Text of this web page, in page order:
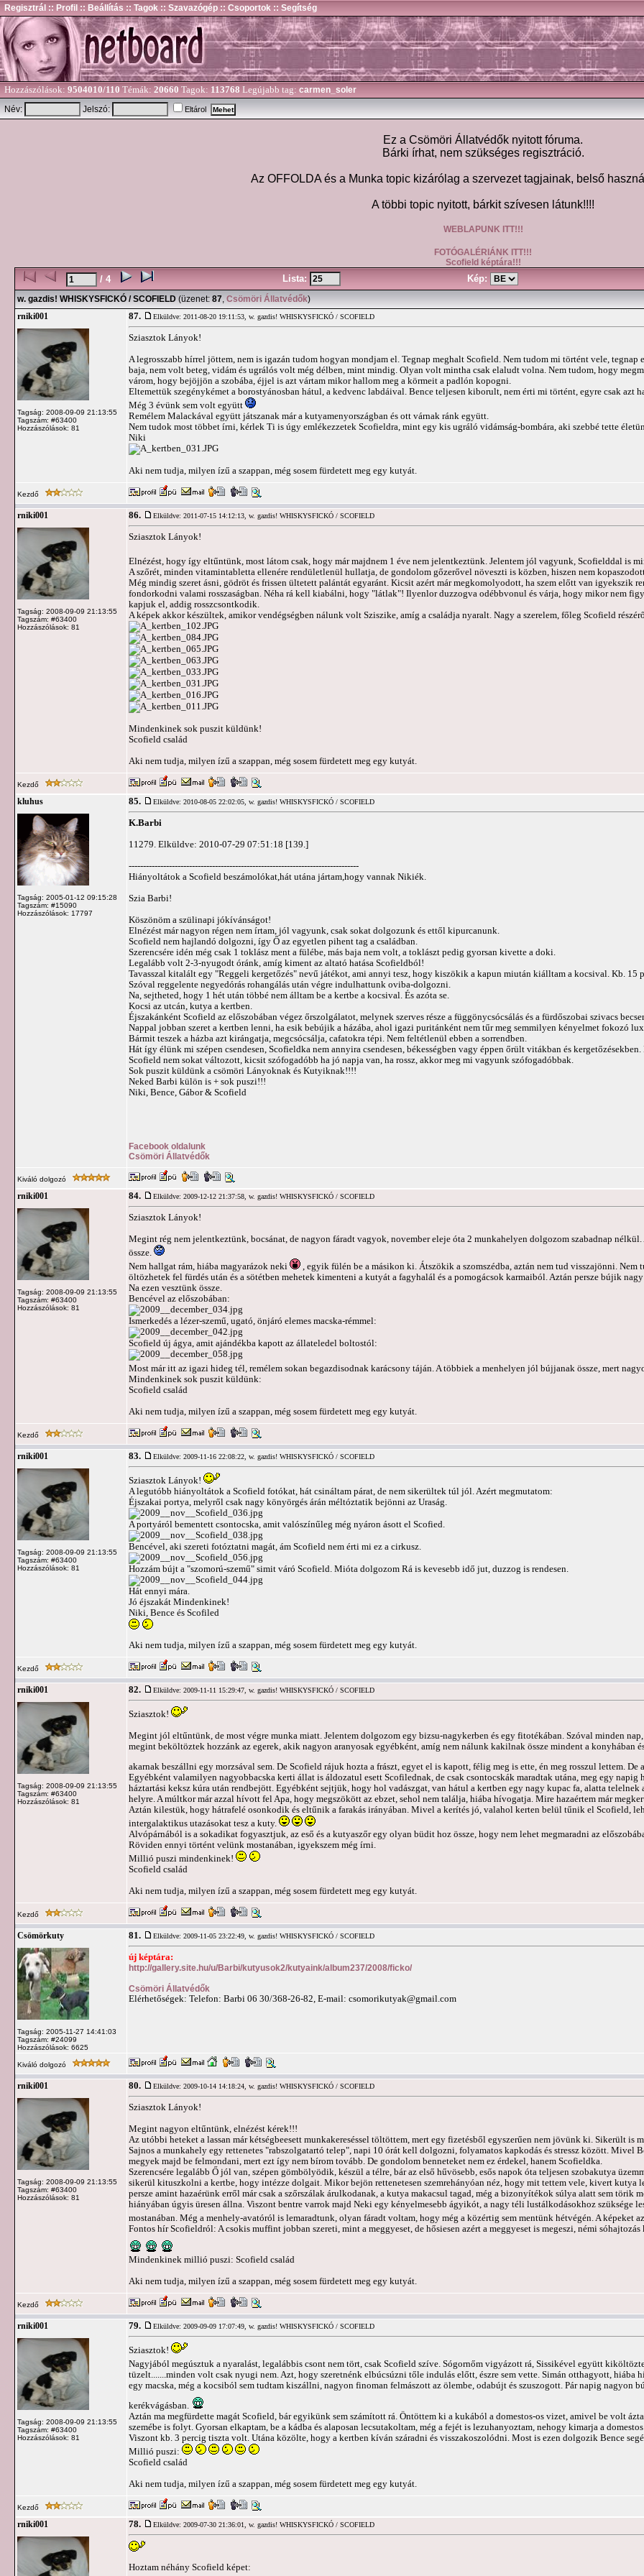
Regisztrál :: Profil :: Beállítás :: Tagok :: Szavazógép :: Csoportok :: Segítség
Hozzászólások: 9504010/110 Témák: 20660 Tagok: 113768 Legújabb tag: carmen_soler
Név:
Jelszó: Eltárol
Ez a Csömöri Állatvédők nyitott fóruma.
Bárki írhat, nem szükséges regisztráció.
Az OFFOLDA és a Munka topic kizárólag a szervezet tagjainak, belső
A többi topic nyitott, bárkit szívesen látunk!!!!
WEBLAPUNK ITT!!!
FOTÓGALÉRIÁNK ITT!!!
Scofield képtára!!!
/ 4 Lista: Kép:
w. gazdis! WHISKYSFICKÓ / SCOFIELD (üzenet: 87, Csömöri Állatvédők)
rniki001
Tagság: 2008-09-09 21:13:55
Tagszám: #63400
Hozzászólások: 81
87. Elküldve: 2011-08-20 19:11:53, w. gazdis! WHISKYSFICKÓ / SCOFIELD
Sziasztok Lányok!
A legrosszabb hírrel jöttem, nem is igazán tudom hogyan mondjam el. Tegnap meghalt Scofield. Nem tudom mi történt vele,
baja, nem volt beteg, vidám és ugrálós volt még délben, mint mindig. Olyan volt mintha csak elaludt volna. Nem tudom, hogy
várom, hogy bejöjjön a szobába, éjjel is azt vártam mikor hallom meg a körmeit a padlón kopogni.
Eltemettük szegénykémet a borostyánosban hátul, a kedvenc labdáival. Bence teljesen kiborult, nem érti mi történt, egyre csak azt
Még 3 évünk sem volt együtt
Remélem Malackával együtt játszanak már a kutyamenyországban és ott várnak ránk együtt.
Nem tudok most többet írni, kérlek Ti is úgy emlékezzetek Scofieldra, mint egy kis ugráló vidámság-bombára, aki szebbé tette
Niki
Aki nem tudja, milyen ízű a szappan, még sosem fürdetett meg egy kutyát.
Kezdő
rniki001
Tagság: 2008-09-09 21:13:55
Tagszám: #63400
Hozzászólások: 81
86. Elküldve: 2011-07-15 14:12:13, w. gazdis! WHISKYSFICKÓ / SCOFIELD
Sziasztok Lányok!
Elnézést, hogy így eltűntünk, most látom csak, hogy már majdnem 1 éve nem jelentkeztünk. Jelentem jól vagyunk, Scofielddal is
A szőrét, minden vitamintabletta ellenére rendületlenül hullatja, de gondolom gőzerővel növeszti is közben, hiszen nem
Még mindig szeret ásni, gödröt és frissen ültetett palántát egyaránt. Kicsit azért már megkomolyodott, ha szem előtt van igyekszik
fondorkodni valami rosszaságban. Néha rá kell kiabálni, hogy "látlak"! Ilyenlor duzzogva odébbvonul és várja, hogy mikor nem
kapjuk el, addig rosszcsontkodik.
A képek akkor készültek, amikor vendégségben nálunk volt Sziszike, amíg a családja nyaralt. Nagy a szerelem, főleg Scofield
Mindenkinek sok puszit küldünk!
Scofield család
Aki nem tudja, milyen ízű a szappan, még sosem fürdetett meg egy kutyát.
Kezdő
kluhus
Tagság: 2005-01-12 09:15:28
Tagszám: #15090
Hozzászólások: 17797
85. Elküldve: 2010-08-05 22:02:05, w. gazdis! WHISKYSFICKÓ / SCOFIELD
K.Barbi
11279. Elküldve: 2010-07-29 07:51:18 [139.]
--------------------------------------------------------------------------------
Hiányoltátok a Scofield beszámolókat,hát utána jártam,hogy vannak Nikiék.
Szia Barbi!
Köszönöm a szülinapi jókívánságot!
Elnézést már nagyon régen nem írtam, jól vagyunk, csak sokat dolgozunk és ettől kipurcanunk.
Scofield nem hajlandó dolgozni, így Ő az egyetlen pihent tag a családban.
Szerencsére idén még csak 1 toklász ment a fülébe, más baja nem volt, a toklászt pedig gyorsan kivette a doki.
Legalább volt 2-3-nyugodt óránk, amíg kiment az altató hatása Scofieldból!
Tavasszal kitalált egy "Reggeli kergetőzés" nevű játékot, ami annyi tesz, hogy kiszökik a kapun miután kiálltam a kocsival. Kb.
Szóval reggelente negyedórás rohangálás után végre indulhattunk oviba-dolgozni.
Na, sejtheted, hogy 1 hét után többé nem álltam be a kertbe a kocsival. És azóta se.
Kocsi az utcán, kutya a kertben.
Éjszakánként Scofield az előszobában végez őrszolgálatot, melynek szerves része a függönycsócsálás és a fürdőszobai szivacs
Nappal jobban szeret a kertben lenni, ha esik bebújik a házába, ahol igazi puritánként nem tűr meg semmilyen kényelmet fokozó
Bármit teszek a házba azt kirángatja, megcsócsálja, cafatokra tépi. Nem feltétlenül ebben a sorrendben.
Hát így élünk mi szépen csendesen, Scofieldka nem annyira csendesen, békességben vagy éppen őrült vitákban és
Scofield nem sokat változott, kicsit szófogadóbb ha jó napja van, ha rossz, akkor meg mi vagyunk szófogadóbbak.
Sok puszit küldünk a csömöri Lányoknak és Kutyiknak!!!!
Neked Barbi külön is + sok puszi!!!
Niki, Bence, Gábor & Scofield
Facebook oldalunk
Csömöri Állatvédők
Kiváló dolgozó
rniki001
Tagság: 2008-09-09 21:13:55
Tagszám: #63400
Hozzászólások: 81
84. Elküldve: 2009-12-12 21:37:58, w. gazdis! WHISKYSFICKÓ / SCOFIELD
Sziasztok Lányok!
Megint rég nem jelentkeztünk, bocsánat, de nagyon fáradt vagyok, november eleje óta 2 munkahelyen dolgozom szabadnap
össze.
Nem hallgat rám, hiába magyarázok neki
, egyik fülén be a másikon ki. Átszökik a szomszédba, aztán nem tud visszajönni.
öltözhetek fel fürdés után és a sötétben mehetek kimenteni a kutyát a fagyhalál és a pomogácsok karmaiból. Aztán persze bújik
Na ezen vesztünk össze.
Bencével az előszobában:
Ismerkedés a lézer-szemű, ugató, önjáró elemes macska-rémmel:
Scofield új ágya, amit ajándékba kapott az állateledel boltostól:
Most már itt az igazi hideg tél, remélem sokan begazdisodnak karácsony táján. A többiek a menhelyen jól bújjanak össze, mert
Mindenkinek sok puszit küldünk:
Scofield család
Aki nem tudja, milyen ízű a szappan, még sosem fürdetett meg egy kutyát.
Kezdő
rniki001
Tagság: 2008-09-09 21:13:55
Tagszám: #63400
Hozzászólások: 81
83. Elküldve: 2009-11-16 22:08:22, w. gazdis! WHISKYSFICKÓ / SCOFIELD
Sziasztok Lányok!
A legutóbb hiányoltátok a Scofield fotókat, hát csináltam párat, de nem sikerültek túl jól. Azért megmutatom:
Éjszakai portya, melyről csak nagy könyörgés árán méltóztatik bejönni az Uraság.
A portyáról bementett csontocska, amit valószínűleg még nyáron ásott el Scofied.
Bencével, aki szereti fotóztatni magát, ám Scofield nem érti mi ez a cirkusz.
Hozzám bújt a "szomorú-szemű" simit váró Scofield. Mióta dolgozom Rá is kevesebb idő jut, duzzog is rendesen.
Hát ennyi mára.
Jó éjszakát Mindenkinek!
Niki, Bence és Scofiled
Aki nem tudja, milyen ízű a szappan, még sosem fürdetett meg egy kutyát.
Kezdő
rniki001
Tagság: 2008-09-09 21:13:55
Tagszám: #63400
Hozzászólások: 81
82. Elküldve: 2009-11-11 15:29:47, w. gazdis! WHISKYSFICKÓ / SCOFIELD
Sziasztok!
Megint jól eltűntünk, de most végre munka miatt. Jelentem dolgozom egy bizsu-nagykerben és egy fitotékában. Szóval minden
megint beköltöztek hozzánk az egerek, akik nagyon aranyosak egyébként, amíg nem nálunk kakilnak össze mindent a konyhában
akarnak beszállni egy morzsával sem. De Scofield rájuk hozta a frászt, egyet el is kapott, félig meg is ette, én meg rosszul lettem.
Egyébként valamilyen nagyobbacska kerti állat is áldozatul esett Scofilednak, de csak csontocskák maradtak utána, meg egy napig
háztartási keksz kúra után rendbejött. Egyébként sejtjük, hogy hol vadászgat, van hátul a kertben egy nagy kupac fa, alatta
helyre. A múltkor már azzal hívott fel Apa, hogy megszökött az ebzet, sehol nem találja, hiába hívogatja. Mire hazaértem már
Aztán kilestük, hogy hátrafelé osonkodik és eltűnik a farakás irányában. Mivel a kerítés jó, valahol kerten belül tűnik el Scofield,
intergalaktikus utazásokat tesz a kuty.
Alvópárnából is a sokadikat fogyasztjuk, az eső és a kutyaszőr egy olyan büdit hoz össze, hogy nem lehet megmaradni az
Röviden ennyi történt velünk mostanában, igyekszem még írni.
Millió puszi mindenkinek!
Scofield család
Aki nem tudja, milyen ízű a szappan, még sosem fürdetett meg egy kutyát.
Kezdő
Csömörkuty
Tagság: 2005-11-27 14:41:03
Tagszám: #24099
Hozzászólások: 6625
81. Elküldve: 2009-11-05 23:22:49, w. gazdis! WHISKYSFICKÓ / SCOFIELD
új képtára:
http://gallery.site.hu/u/Barbi/kutyusok2/kutyaink/album237/2008/ficko/
Csömöri Állatvédők
Elérhetőségek: Telefon: Barbi 06 30/368-26-82, E-mail: csomorikutyak@gmail.com
Kiváló dolgozó
rniki001
Tagság: 2008-09-09 21:13:55
Tagszám: #63400
Hozzászólások: 81
80. Elküldve: 2009-10-14 14:18:24, w. gazdis! WHISKYSFICKÓ / SCOFIELD
Sziasztok Lányok!
Megint nagyon eltűntünk, elnézést kérek!!!
Az utóbbi heteket a lassan már kétségbeesett munkakereséssel töltöttem, mert egy fizetésből egyszerűen nem jövünk ki. Sikerült is
Sajnos a munkahely egy rettenetes "rabszolgatartó telep", napi 10 órát kell dolgozni, folyamatos kapkodás és stressz között. Mivel
megyek majd be felmondani, mert ezt így nem bírom tovább. De gondolom benneteket nem ez érdekel, hanem Scofieldka.
Szerencsére legalább Ő jól van, szépen gömbölyödik, készül a télre, bár az első hűvösebb, esős napok óta teljesen szobakutya
sikerül kituszkolni a kertbe, hogy intézze dolgait. Mikor bejön rettenetesen szemrehányóan néz, hogy mit tettem vele, kivert kutya
persze amint hazaérünk erről már csak a szőrszálak árulkodanak, a kutya makacsul tagad, még a bizonyítékok súlya alatt sem törik
hiányában úgyis üresen állna. Viszont bentre varrok majd Neki egy kényelmesebb ágyikót, a nagy téli lustálkodásokhoz szüksége
mostanában. Még a menhely-avatóról is lemaradtunk, olyan fáradt voltam, hogy még a közértig sem mentünk hétvégén. A képeket
Fontos hír Scofieldról: A csokis muffint jobban szereti, mint a meggyeset, de hősiesen azért a meggyeset is megeszi, némi sóhajtozás
Mindenkinek millió puszi: Scofield család
Aki nem tudja, milyen ízű a szappan, még sosem fürdetett meg egy kutyát.
Kezdő
rniki001
Tagság: 2008-09-09 21:13:55
Tagszám: #63400
Hozzászólások: 81
79. Elküldve: 2009-09-09 17:07:49, w. gazdis! WHISKYSFICKÓ / SCOFIELD
Sziasztok!
Nagyjából megúsztuk a nyaralást, legalábbis csont nem tört, csak Scofield szíve. Sógornőm vigyázott rá, Sissikével együtt
tüzelt.......minden volt csak nyugi nem. Azt, hogy szeretnénk elbúcsúzni tőle indulás előtt, észre sem vette. Simán otthagyott,
egy macska, még a kocsiból sem tudtam kiszállni, nagyon finoman felmászott az ölembe, odabújt és szuszogott. Pár napig
kerékvágásban.
Aztán ma megfürdette magát Scofield, bár egyikünk sem számított rá. Öntöttem ki a kukából a domestos-os vizet, amivel be volt
szemébe is folyt. Gyorsan elkaptam, be a kádba és alaposan lecsutakoltam, még a fejét is lezuhanyoztam, nehogy kimarja a
Viszont kb. 3 percig tiszta volt. Utána közölte, hogy a kertben kíván száradni és visszakoszolódni. Most is ezen dolgozik Bence
Millió puszi:
Scofield család
Aki nem tudja, milyen ízű a szappan, még sosem fürdetett meg egy kutyát.
Kezdő
rniki001 78. Elküldve: 2009-07-30 21:36:01, w. gazdis! WHISKYSFICKÓ / SCOFIELD
Hoztam néhány Scofield képet: